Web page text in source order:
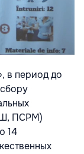
в период до
ПСРМ)
14